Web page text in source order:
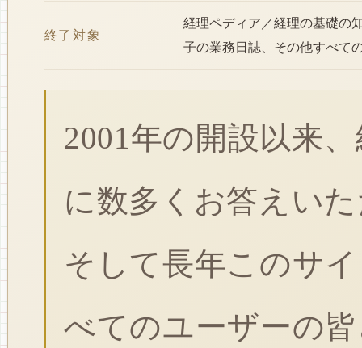
終了対象
経理ペディア／経理の基礎の
子の業務日誌、その他すべて
2001年の開設以来
に数多くお答えい
そして長年このサ
べてのユーザーの